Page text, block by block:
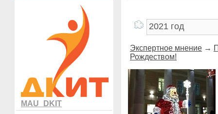
MAU_DKIT
Экспертное мнение →
Рождеством!